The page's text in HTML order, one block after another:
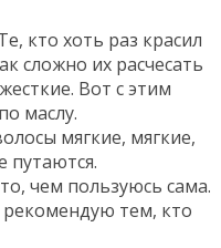
кто хоть раз красил
сложно их расчесать
Вот с этим
маслу.
мягкие, мягкие,
путаются.
чем пользуюсь сама.
тем, кто